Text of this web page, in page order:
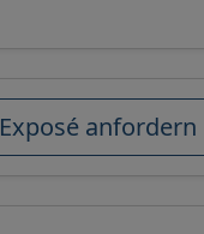
Exposé anfordern